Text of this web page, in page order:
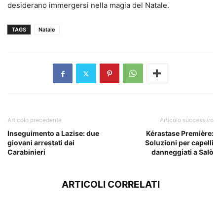
desiderano immergersi nella magia del Natale.
TAGS Natale
Articolo precedente
Inseguimento a Lazise: due
giovani arrestati dai
Carabinieri
Articolo successivo
Kérastase Première:
Soluzioni per capelli
danneggiati a Salò
ARTICOLI CORRELATI